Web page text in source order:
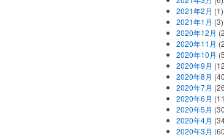
2021年2月 (1)
2021年1月 (3)
2020年12月
2020年11月
2020年10月
2020年9月
2020年8月
2020年7月
2020年6月
2020年5月
2020年4月
2020年3月